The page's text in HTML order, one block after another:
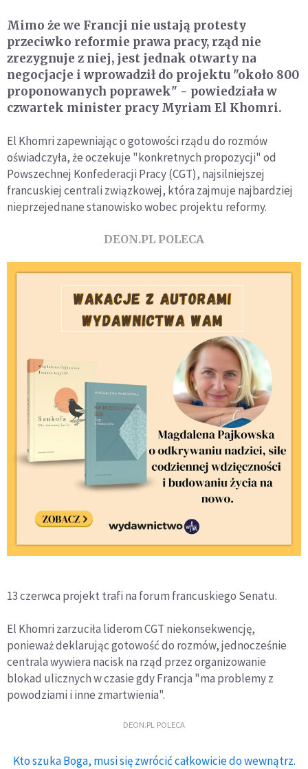
Mimo że we Francji nie ustają protesty
przeciwko reformie prawa pracy, rząd nie
zrezygnuje z niej, jest jednak otwarty na
negocjacje i wprowadził do projektu "około 800
proponowanych poprawek" - powiedziała w
czwartek minister pracy Myriam El Khomri.
El Khomri zapewniając o gotowości rządu do rozmów
oświadczyła, że oczekuje "konkretnych propozycji" od
Powszechnej Konfederacji Pracy (CGT), najsilniejszej
francuskiej centrali związkowej, która zajmuje najbardziej
nieprzejednane stanowisko wobec projektu reformy.
DEON.PL POLECA
13 czerwca projekt trafi na forum francuskiego Senatu.
El Khomri zarzuciła liderom CGT niekonsekwencję,
ponieważ deklarując gotowość do rozmów, jednocześnie
centrala wywiera nacisk na rząd przez organizowanie
blokad ulicznych w czasie gdy Francja "ma problemy z
powodziami i inne zmartwienia".
DEON.PL POLECA
Kto szuka Boga, musi się zwrócić całkowicie do wewnątrz.